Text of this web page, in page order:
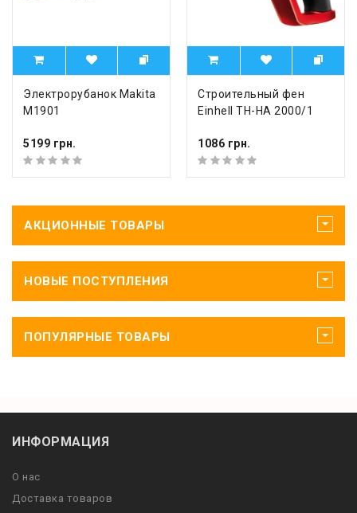
Электрорубанок Makita
M1901
5199 грн.
Строительный фен
Einhell TH-HA 2000/1
1086 грн.
АКЦИОННЫЕ ТОВАРЫ
НОВЫЕ ПОСТУПЛЕНИЯ
ПОПУЛЯРНЫЕ ТОВАРЫ
ИНФОРМАЦИЯ
О нас
Доставка товаров